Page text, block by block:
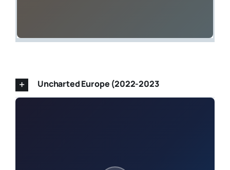
Uncharted Europe (2022-2023